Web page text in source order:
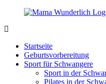
Zurück
Inhalt
sein
wunderbar!
Startseite
Geburtsvorbereitung
Sport für Schwangere
Sport in der
Pilates in der